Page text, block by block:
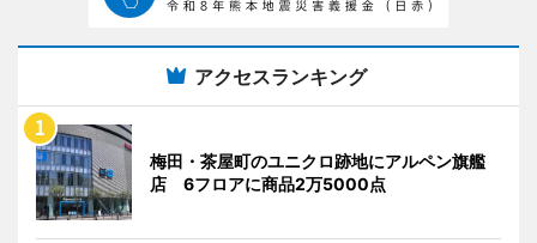
アクセスランキング
梅田・茶屋町のユニクロ跡地にアルペン旗艦
店 6フロアに商品2万5000点